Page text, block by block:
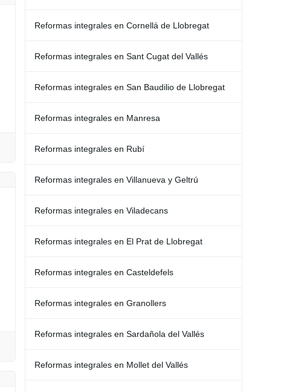
Reformas integrales en Cornellá de Llobregat
Reformas integrales en Sant Cugat del Vallés
Reformas integrales en San Baudilio de Llobregat
Reformas integrales en Manresa
Reformas integrales en Rubí
Reformas integrales en Villanueva y Geltrú
Reformas integrales en Viladecans
Reformas integrales en El Prat de Llobregat
Reformas integrales en Casteldefels
Reformas integrales en Granollers
Reformas integrales en Sardañola del Vallés
Reformas integrales en Mollet del Vallés